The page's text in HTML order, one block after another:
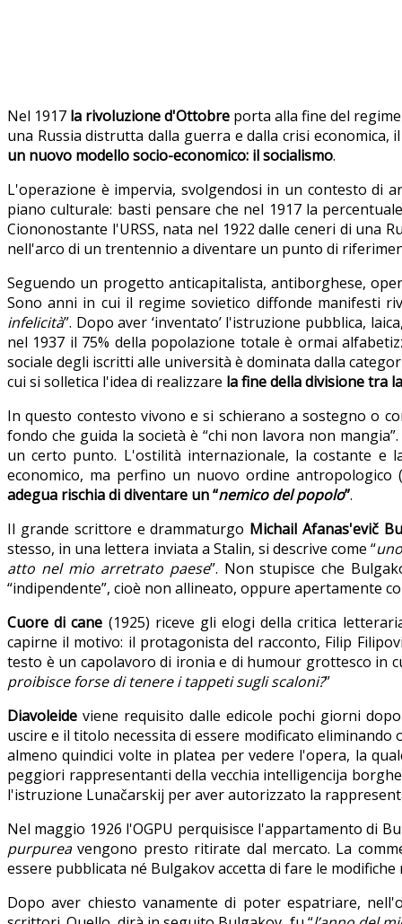
Nel 1917 la rivoluzione d'Ottobre porta alla fine del
una Russia distrutta dalla guerra e dalla crisi
un nuovo modello socio-economico: il socialismo.
L'operazione è impervia, svolgendosi in un contesto di
piano culturale: basti pensare che nel 1917 la
Ciononostante l'URSS, nata nel 1922 dalle ceneri di una
nell'arco di un trentennio a diventare un punto di
Seguendo un progetto anticapitalista, antiborghese,
Sono anni in cui il regime sovietico diffonde manifesti
infelicità”. Dopo aver ‘inventato’ l'istruzione pubblica,
nel 1937 il 75% della popolazione totale è ormai
sociale degli iscritti alle università è dominata dalla
cui si solletica l'idea di realizzare la fine della divisione tra
In questo contesto vivono e si schierano a sostegno o
fondo che guida la società è “chi non lavora non
un certo punto. L'ostilità internazionale, la costante e
economico, ma perfino un nuovo ordine antropologico
adegua rischia di diventare un“nemico del popolo”.
Il grande scrittore e drammaturgo Michail Afanas'evič
stesso, in una lettera inviata a Stalin, si descrive come “
atto nel mio arretrato paese”. Non stupisce che
“indipendente”, cioè non allineato, oppure apertamente
Cuore di cane (1925) riceve gli elogi della critica
capirne il motivo: il protagonista del racconto, Filip
testo è un capolavoro di ironia e di humour grottesco in
proibisce forse di tenere i tappeti sugli scaloni?”
Diavoleide viene requisito dalle edicole pochi giorni
uscire e il titolo necessita di essere modificato
almeno quindici volte in platea per vedere l'opera, la
peggiori rappresentanti della vecchia intelligencija
l'istruzione Lunačarskij per aver autorizzato la
Nel maggio 1926 l'OGPU perquisisce l'appartamento di
purpureavengono presto ritirate dal mercato. La
essere pubblicata né Bulgakov accetta di fare le
Dopo aver chiesto vanamente di poter espatriare,